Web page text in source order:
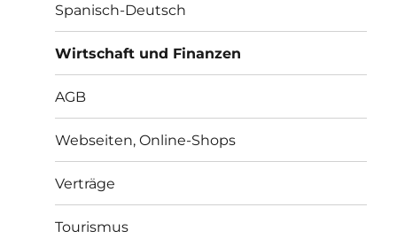
Spanisch-Deutsch
Wirtschaft und Finanzen
AGB
Webseiten, Online-Shops
Verträge
Tourismus